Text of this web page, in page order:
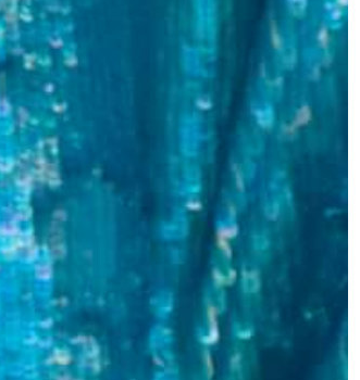
MANSUR GAVRIEL
3 833:-